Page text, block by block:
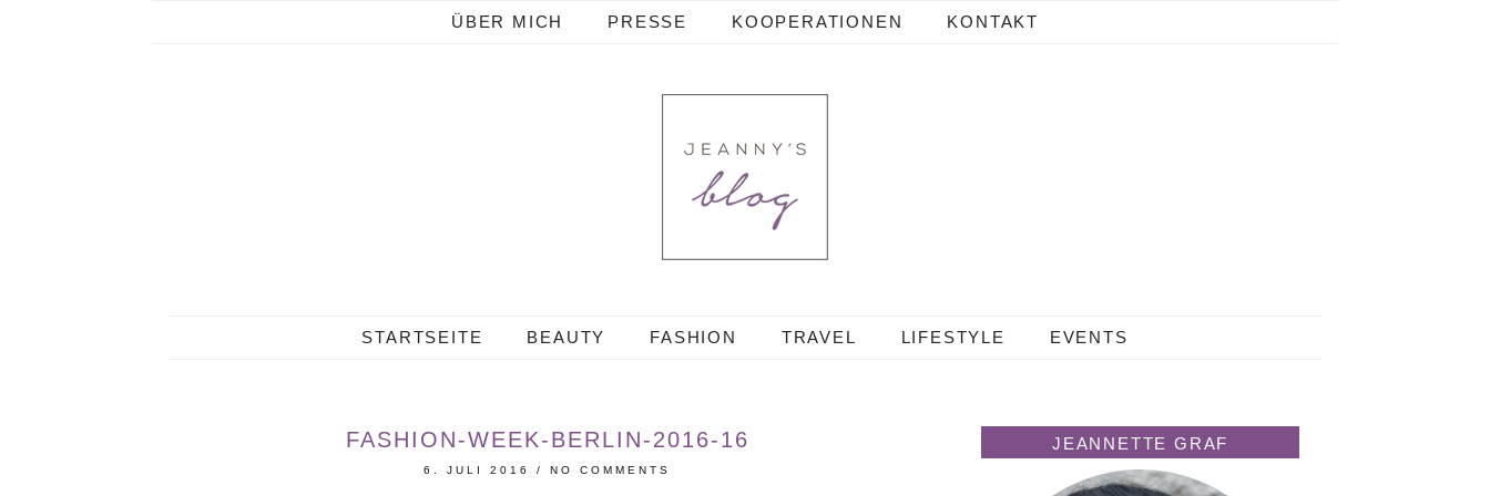
ÜBER MICH PRESSE KOOPERATIONEN KONTAKT
STARTSEITE BEAUTY FASHION TRAVEL LIFESTYLE EVENTS
FASHION-WEEK-BERLIN-2016-16
6. JULI 2016 /NO COMMENTS
JEANNETTE GRAF